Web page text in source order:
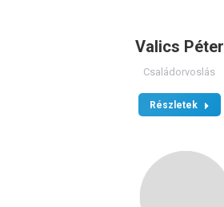
Valics Péter
Családorvoslás
Részletek